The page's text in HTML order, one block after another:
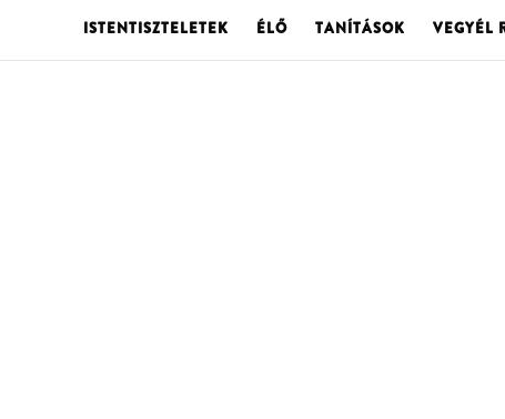
ISTENTISZTELETEK ÉLŐ TANÍTÁSOK VEGYÉL